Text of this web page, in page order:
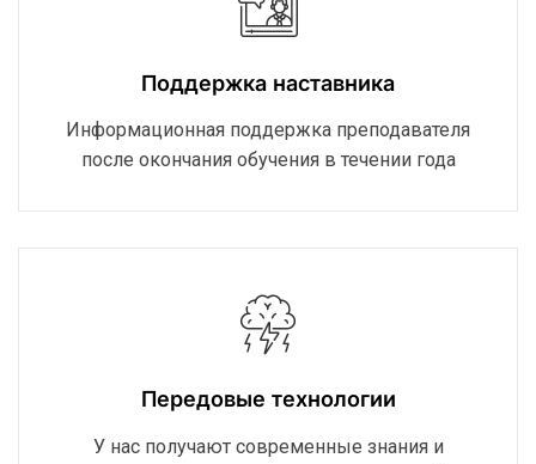
Поддержка наставника
Информационная поддержка преподавателя
после окончания обучения в течении года
Передовые технологии
У нас получают современные знания и